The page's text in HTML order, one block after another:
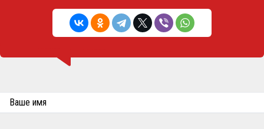
Ваше имя